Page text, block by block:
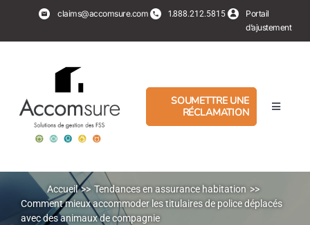
contenu
claims@accomsure.com 1.888.212.5815
Portail
d’ajustement
Basculer
Experts en sinistre
PropertyHub
SOUMETTRE UNE
RÉCLAMATION
Accueil
Tendances en assurance habitation
Comment mieux accommoder les titulaires de police déplacés
avec des animaux de compagnie